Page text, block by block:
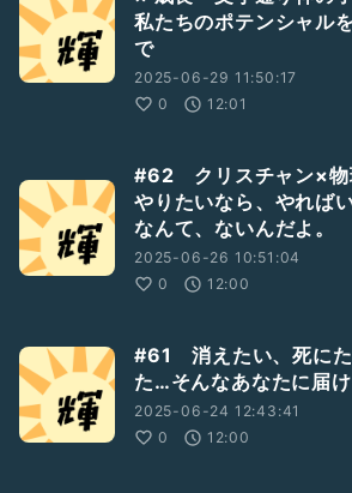
私たちのポテンシャル
で
2025-06-29 11:50:17
0
12:01
#62 クリスチャン×物
やりたいなら、やれば
なんて、ないんだよ。
2025-06-26 10:51:04
0
12:00
#61 消えたい、死に
た…そんなあなたに届
2025-06-24 12:43:41
0
12:00